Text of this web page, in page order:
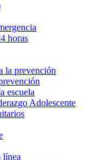
horas
la prevención
escuela
Adolescente
línea